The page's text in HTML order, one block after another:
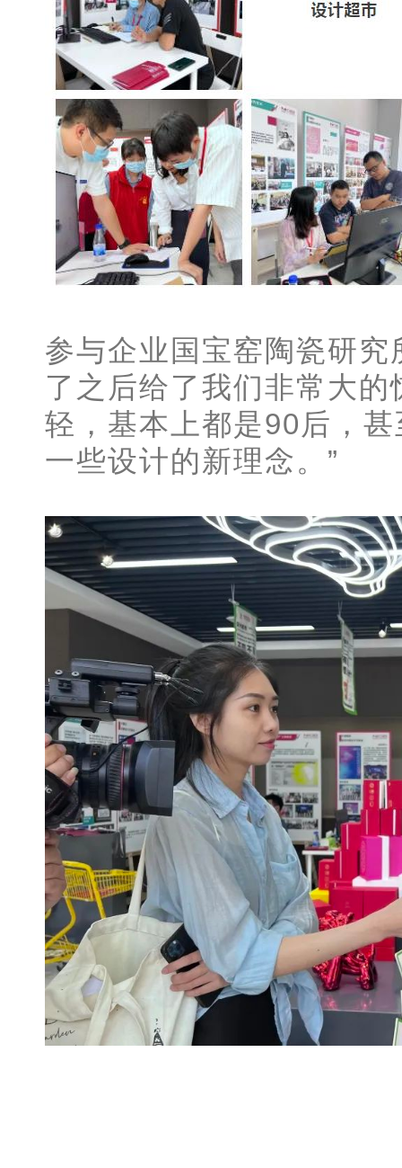
参与企业国宝窑陶瓷研
了之后给了我们非常大
轻，基本上都是90后，
一些设计的新理念。”